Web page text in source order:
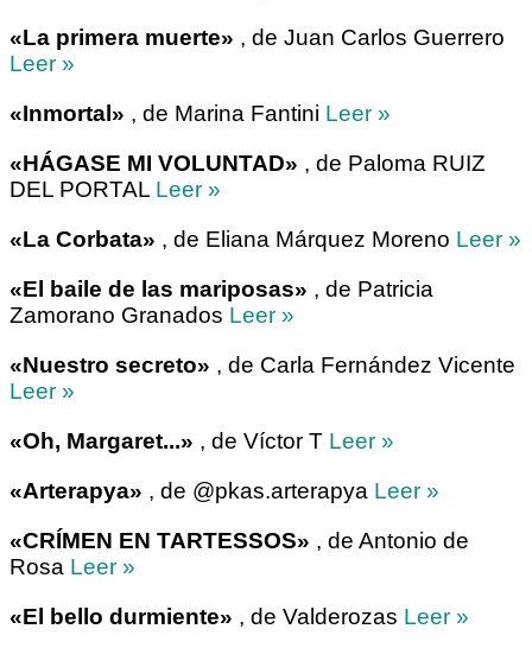
«La primera muerte» , de Juan Carlos Guerrero
Leer »
«Inmortal» , de Marina Fantini Leer »
«HÁGASE MI VOLUNTAD» , de Paloma RUIZ
DEL PORTAL Leer »
«La Corbata» , de Eliana Márquez Moreno Leer »
«El baile de las mariposas» , de Patricia
Zamorano Granados Leer »
«Nuestro secreto» , de Carla Fernández Vicente
Leer »
«Oh, Margaret...» , de Víctor T Leer »
«Arterapya» , de @pkas.arterapya Leer »
«CRÍMEN EN TARTESSOS» , de Antonio de
Rosa Leer »
«El bello durmiente» , de Valderozas Leer »